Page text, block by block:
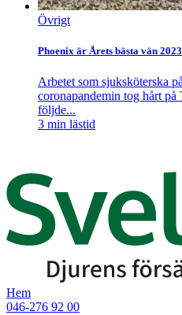
Övrigt
Phoenix är Årets bästa vän 2023
Arbetet som sjuksköterska
coronapandemin tog hårt på
följde...
3 min lästid
Hem
046-276 92 00